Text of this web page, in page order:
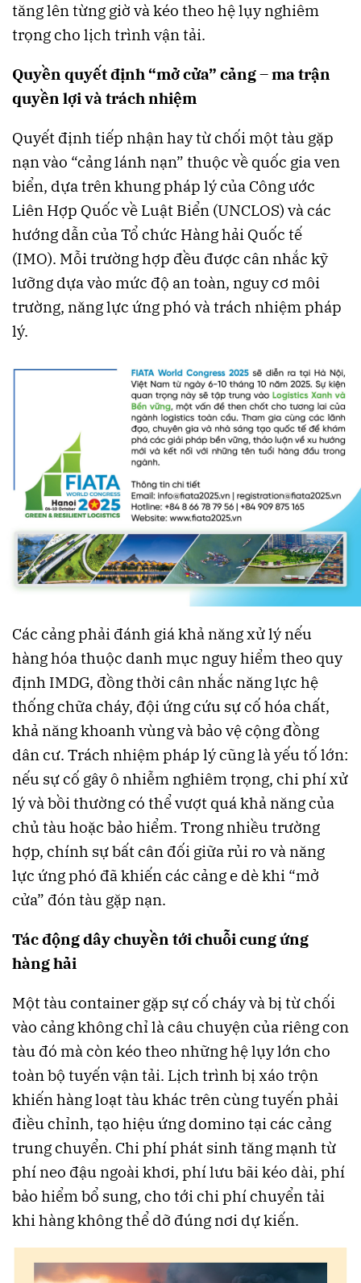
tăng lên từng giờ và kéo theo hệ lụy nghiêm
trọng cho lịch trình vận tải.
Quyền quyết định “mở cửa” cảng – ma trận
quyền lợi và trách nhiệm
Quyết định tiếp nhận hay từ chối một tàu gặp
nạn vào “cảng lánh nạn” thuộc về quốc gia ven
biển, dựa trên khung pháp lý của Công ước
Liên Hợp Quốc về Luật Biển (UNCLOS) và các
hướng dẫn của Tổ chức Hàng hải Quốc tế
(IMO). Mỗi trường hợp đều được cân nhắc kỹ
lưỡng dựa vào mức độ an toàn, nguy cơ môi
trường, năng lực ứng phó và trách nhiệm pháp
lý.
Các cảng phải đánh giá khả năng xử lý nếu
hàng hóa thuộc danh mục nguy hiểm theo quy
định IMDG, đồng thời cân nhắc năng lực hệ
thống chữa cháy, đội ứng cứu sự cố hóa chất,
khả năng khoanh vùng và bảo vệ cộng đồng
dân cư. Trách nhiệm pháp lý cũng là yếu tố lớn:
nếu sự cố gây ô nhiễm nghiêm trọng, chi phí xử
lý và bồi thường có thể vượt quá khả năng của
chủ tàu hoặc bảo hiểm. Trong nhiều trường
hợp, chính sự bất cân đối giữa rủi ro và năng
lực ứng phó đã khiến các cảng e dè khi “mở
cửa” đón tàu gặp nạn.
Tác động dây chuyền tới chuỗi cung ứng
hàng hải
Một tàu container gặp sự cố cháy và bị từ chối
vào cảng không chỉ là câu chuyện của riêng con
tàu đó mà còn kéo theo những hệ lụy lớn cho
toàn bộ tuyến vận tải. Lịch trình bị xáo trộn
khiến hàng loạt tàu khác trên cùng tuyến phải
điều chỉnh, tạo hiệu ứng domino tại các cảng
trung chuyển. Chi phí phát sinh tăng mạnh từ
phí neo đậu ngoài khơi, phí lưu bãi kéo dài, phí
bảo hiểm bổ sung, cho tới chi phí chuyển tải
khi hàng không thể dỡ đúng nơi dự kiến.